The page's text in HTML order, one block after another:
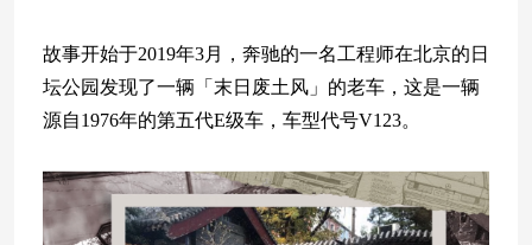
故事开始于2019年3月，奔驰的一名工程师在北京的日
坛公园发现了一辆「末日废土风」的老车，这是一辆
源自1976年的第五代E级车，车型代号V123。